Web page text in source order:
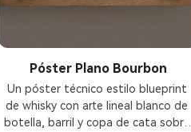
Póster Plano Bourbon
Un póster técnico estilo blueprint
de whisky con arte lineal blanco de
botella, barril y copa de cata sobre